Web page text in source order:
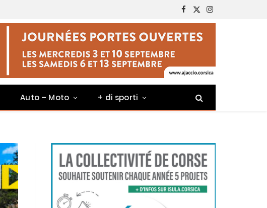
Facebook
X
(Twitter)
Instagram
Auto – Moto + di sporti